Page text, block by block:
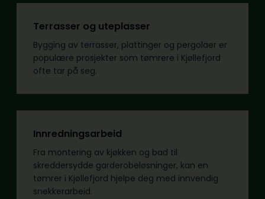
Terrasser og uteplasser
Bygging av terrasser, plattinger og pergolaer er
populære prosjekter som tømrere i Kjøllefjord
ofte tar på seg.
Innredningsarbeid
Fra montering av kjøkken og bad til
skreddersydde garderobeløsninger, kan en
tømrer i Kjøllefjord hjelpe deg med innvendig
snekkerarbeid.